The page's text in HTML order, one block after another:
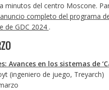
minutos del centro Moscone.
completo del programa
de GDC 2024 .
Avances en los sistemas de
(ingeniero de juego, Treyarch)